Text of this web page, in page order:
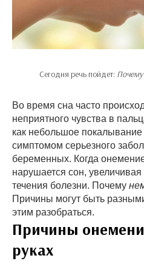
Сегодня речь пойдет:
Во время сна часто
неприятного чувства в
как небольшое
симптомом серьезного
беременных. Когда
нарушается сон,
течения болезни. Почему
Причины могут быть
этим разобраться.
Причины
руках